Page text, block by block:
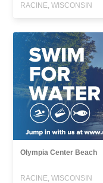
RACINE, WISCONSIN
Olympia Center Beach
RACINE, WISCONSIN